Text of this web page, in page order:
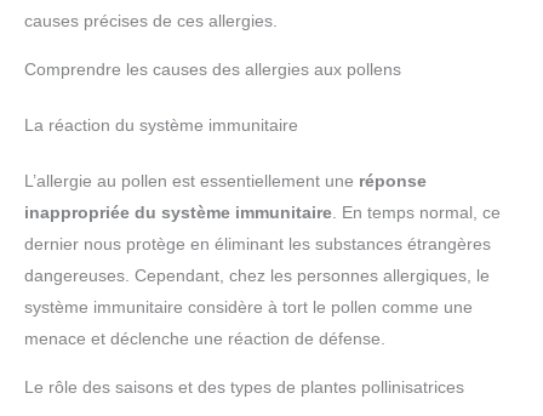
causes précises de ces allergies.
Comprendre les causes des allergies aux pollens
La réaction du système immunitaire
L’allergie au pollen est essentiellement une réponse
inappropriée du système immunitaire . En temps normal, ce
dernier nous protège en éliminant les substances étrangères
dangereuses. Cependant, chez les personnes allergiques, le
système immunitaire considère à tort le pollen comme une
menace et déclenche une réaction de défense.
Le rôle des saisons et des types de plantes pollinisatrices